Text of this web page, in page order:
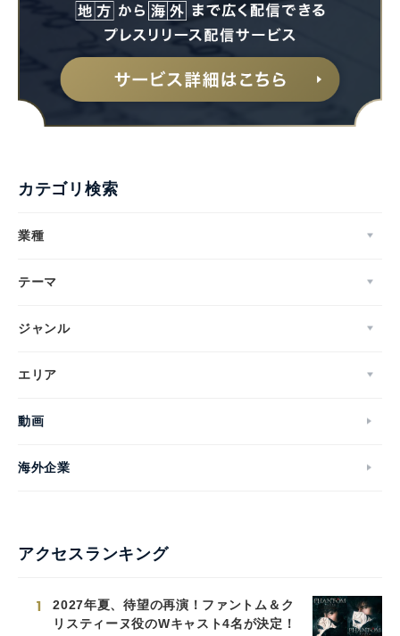
カテゴリ検索
業種
テーマ
ジャンル
エリア
動画
海外企業
アクセスランキング
1
2027年夏、待望の再演！ファントム＆ク
リスティーヌ役のWキャスト4名が決定！